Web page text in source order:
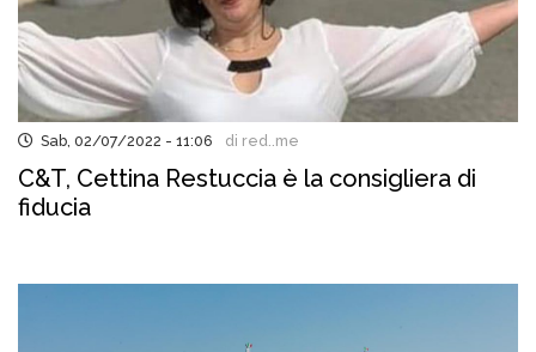
Sab, 02/07/2022 - 11:06 di red..me
C&T, Cettina Restuccia è la consigliera di
fiducia